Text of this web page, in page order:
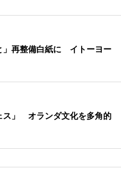
」再整備白紙に イトーヨー
ス」 オランダ文化を多角的